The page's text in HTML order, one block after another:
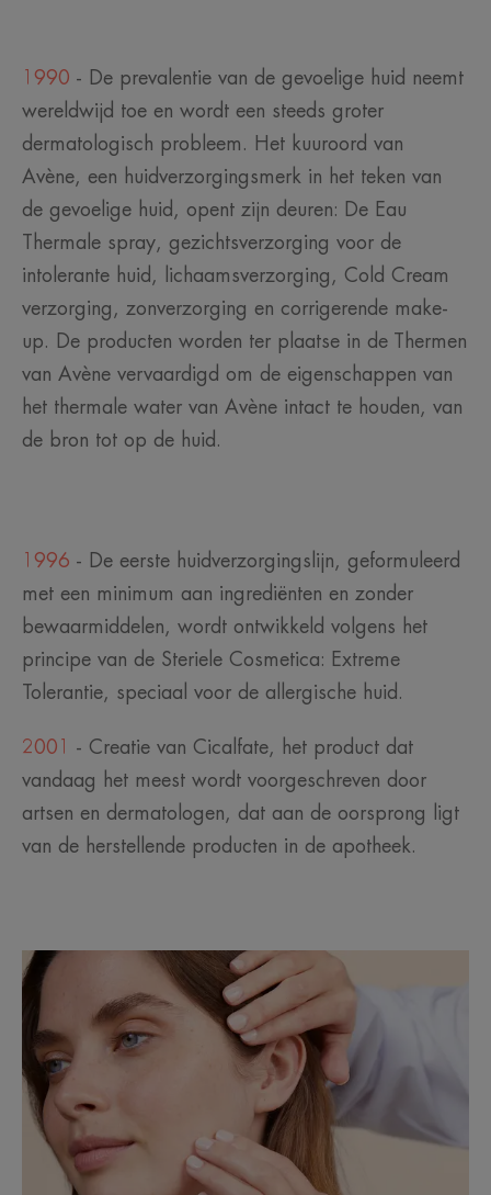
1990 - De prevalentie van de gevoelige huid neemt
wereldwijd toe en wordt een steeds groter
dermatologisch probleem. Het kuuroord van
Avène, een huidverzorgingsmerk in het teken van
de gevoelige huid, opent zijn deuren: De Eau
Thermale spray, gezichtsverzorging voor de
intolerante huid, lichaamsverzorging, Cold Cream
verzorging, zonverzorging en corrigerende make-
up. De producten worden ter plaatse in de Thermen
van Avène vervaardigd om de eigenschappen van
het thermale water van Avène intact te houden, van
de bron tot op de huid.
1996 - De eerste huidverzorgingslijn, geformuleerd
met een minimum aan ingrediënten en zonder
bewaarmiddelen, wordt ontwikkeld volgens het
principe van de Steriele Cosmetica: Extreme
Tolerantie, speciaal voor de allergische huid.
2001
- Creatie van Cicalfate, het product dat
vandaag het meest wordt voorgeschreven door
artsen en dermatologen, dat aan de oorsprong ligt
van de herstellende producten in de apotheek.